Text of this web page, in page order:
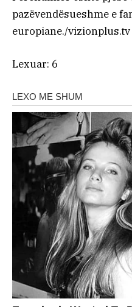
pazëvendësueshme e
europiane./vizionplus.tv
Lexuar: 6